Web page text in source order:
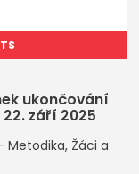
ukončování
září 2025
Metodika Žáci a